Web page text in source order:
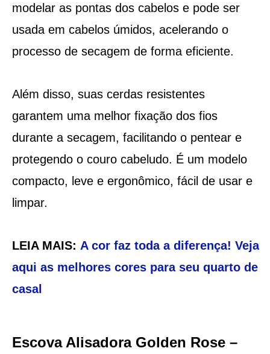
modelar as pontas dos cabelos e pode ser
usada em cabelos úmidos, acelerando o
processo de secagem de forma eficiente.
Além disso, suas cerdas resistentes
garantem uma melhor fixação dos fios
durante a secagem, facilitando o pentear e
protegendo o couro cabeludo. É um modelo
compacto, leve e ergonômico, fácil de usar e
limpar.
LEIA MAIS: A cor faz toda a diferença! Veja
aqui as melhores cores para seu quarto de
casal
Escova Alisadora Golden Rose –